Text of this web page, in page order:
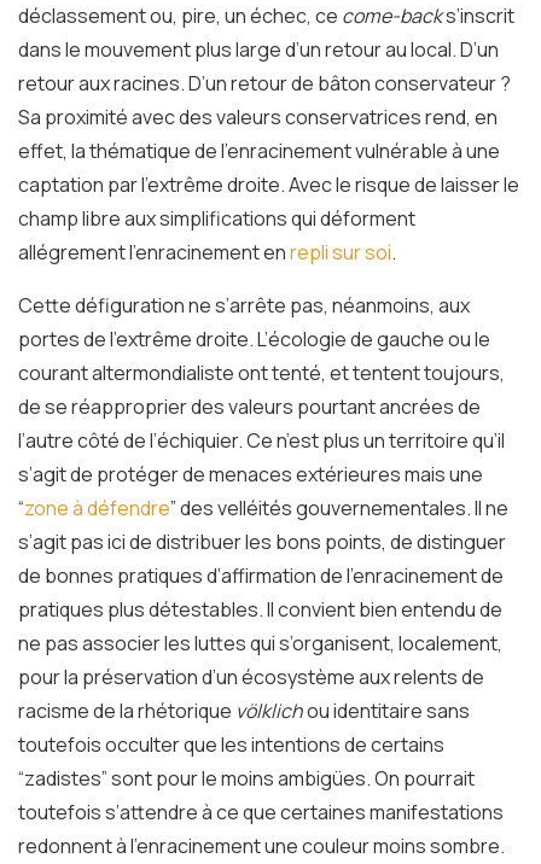
déclassement ou, pire, un échec, ce come-backs’inscrit
dans le mouvement plus large d’un retour au local. D’un
retour aux racines. D’un retour de bâton conservateur ?
Sa proximité avec des valeurs conservatrices rend, en
effet, la thématique de l’enracinement vulnérable à une
captation par l’extrême droite. Avec le risque de laisser le
champ libre aux simplifications qui déforment
allégrement l’enracinement enrepli sur soi.
Cette défiguration ne s’arrête pas, néanmoins, aux
portes de l’extrême droite. L’écologie de gauche ou le
courant altermondialiste ont tenté, et tentent toujours,
de se réapproprier des valeurs pourtant ancrées de
l’autre côté de l’échiquier. Ce n’est plus un territoire qu’il
s’agit de protéger de menaces extérieures mais une
“zone à défendre” des velléités gouvernementales. Il ne
s’agit pas ici de distribuer les bons points, de distinguer
de bonnes pratiques d’affirmation de l’enracinement de
pratiques plus détestables. Il convient bien entendu de
ne pas associer les luttes qui s’organisent, localement,
pour la préservation d’un écosystème aux relents de
racisme de la rhétorique völklichou identitaire sans
toutefois occulter que les intentions de certains
“zadistes” sont pour le moins ambigües. On pourrait
toutefois s’attendre à ce que certaines manifestations
redonnent à l’enracinement une couleur moins sombre.